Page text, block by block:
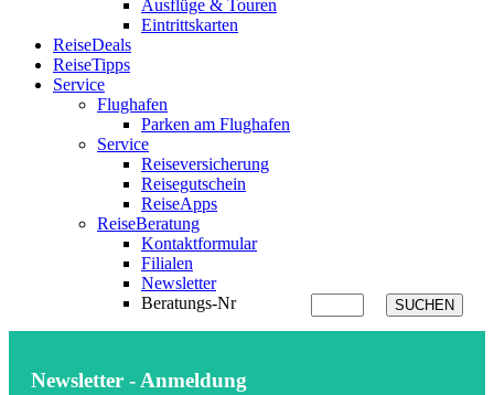
Ausflüge & Touren
Eintrittskarten
ReiseDeals
ReiseTipps
Service
Flughafen
Parken am Flughafen
Service
Reiseversicherung
Reisegutschein
ReiseApps
ReiseBeratung
Kontaktformular
Filialen
Newsletter
Beratungs-Nr
SUCHEN
Newsletter - Anmeldung